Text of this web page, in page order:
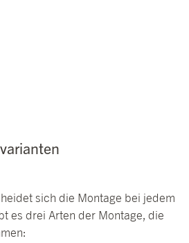
sich die Montage bei jedem
es drei Arten der Montage, die